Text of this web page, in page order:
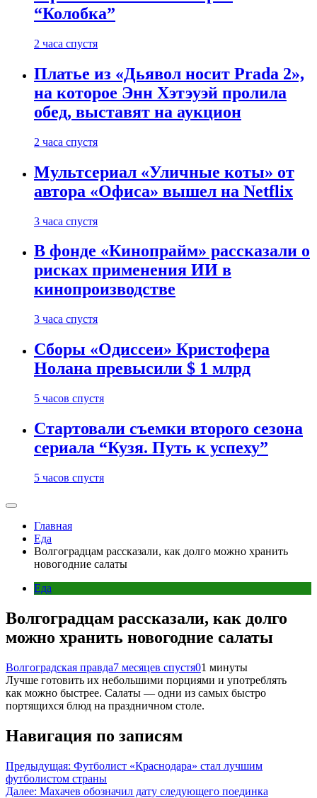
“Колобка”
2 часа спустя
Платье из «Дьявол носит Prada 2»,
на которое Энн Хэтэуэй пролила
обед, выставят на аукцион
2 часа спустя
Мультсериал «Уличные коты» от
автора «Офиса» вышел на Netflix
3 часа спустя
В фонде «Кинопрайм» рассказали о
рисках применения ИИ в
кинопроизводстве
3 часа спустя
Сборы «Одиссеи» Кристофера
Нолана превысили $ 1 млрд
5 часов спустя
Стартовали съемки второго сезона
сериала “Кузя. Путь к успеху”
5 часов спустя
Главная
Еда
Волгоградцам рассказали, как долго можно хранить
новогодние салаты
Еда
Волгоградцам рассказали, как долго
можно хранить новогодние салаты
Волгоградская правда7 месяцев спустя01 минуты
Лучше готовить их небольшими порциями и употреблять
как можно быстрее. Салаты — одни из самых быстро
портящихся блюд на праздничном столе.
Навигация по записям
Предыдущая: Футболист «Краснодара» стал лучшим
футболистом страны
Далее: Махачев обозначил дату следующего поединка